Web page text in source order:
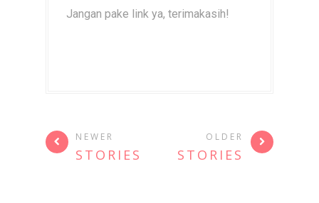
Jangan pake link ya, terimakasih!
NEWER
STORIES
OLDER
STORIES